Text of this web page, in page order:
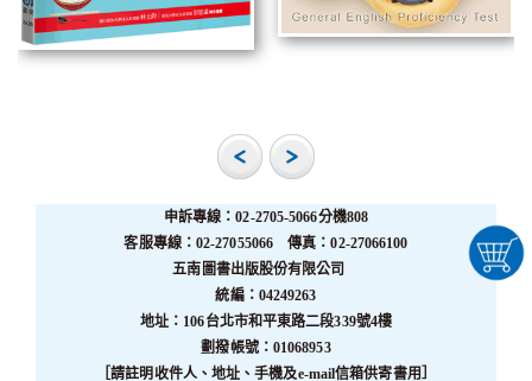
申訴專線：02-2705-5066分機808
客服專線：02-27055066 傳真：02-27066100
五南圖書出版股份有限公司
統編：04249263
地址：106台北市和平東路二段339號4樓
劃撥帳號：01068953
［請註明收件人、地址、手機及e-mail信箱供寄書用］